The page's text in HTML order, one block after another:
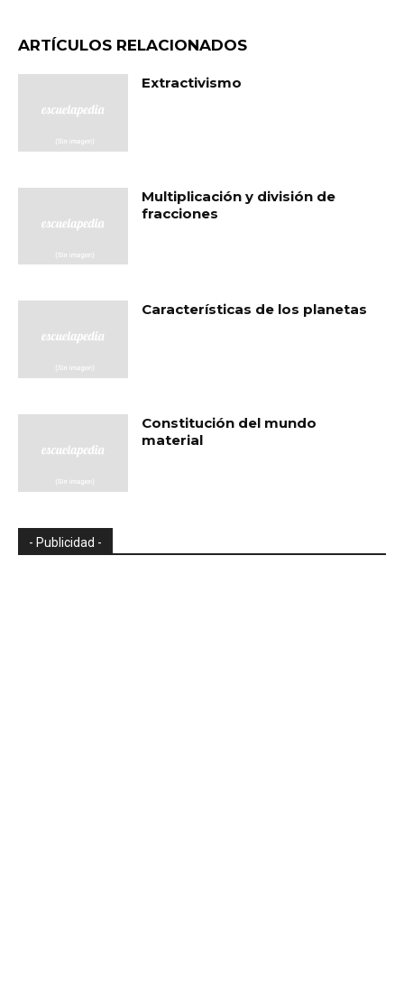
ARTÍCULOS RELACIONADOS
Extractivismo
Multiplicación y división de
fracciones
Características de los planetas
Constitución del mundo
material
- Publicidad -